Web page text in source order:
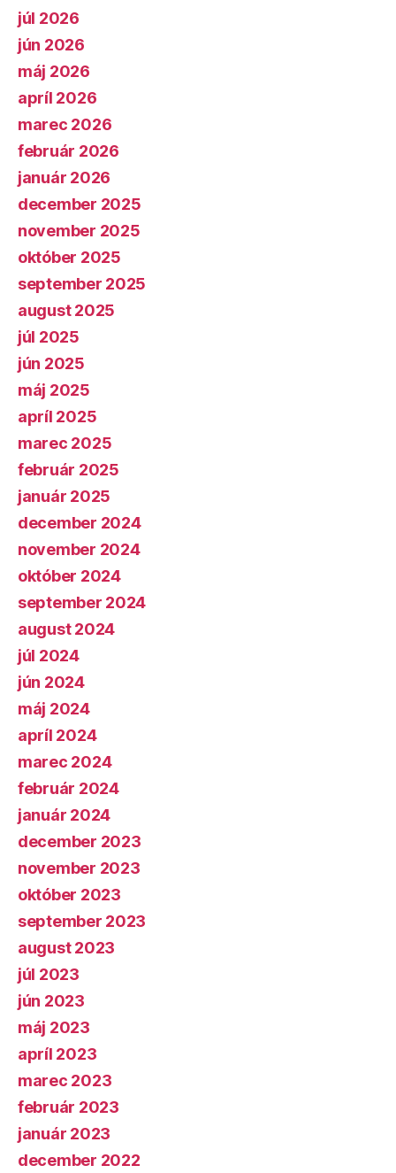
júl 2026
jún 2026
máj 2026
apríl 2026
marec 2026
február 2026
január 2026
december 2025
november 2025
október 2025
september 2025
august 2025
júl 2025
jún 2025
máj 2025
apríl 2025
marec 2025
február 2025
január 2025
december 2024
november 2024
október 2024
september 2024
august 2024
júl 2024
jún 2024
máj 2024
apríl 2024
marec 2024
február 2024
január 2024
december 2023
november 2023
október 2023
september 2023
august 2023
júl 2023
jún 2023
máj 2023
apríl 2023
marec 2023
február 2023
január 2023
december 2022